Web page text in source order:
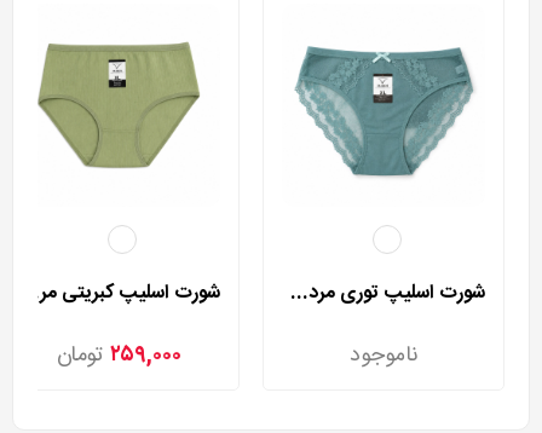
شورت اسلیپ توری مردی مدل 2002
ناموجود
شورت اسلیپ کبریتی مردی مدل 2025
۲۵۹,۰۰۰ تومان